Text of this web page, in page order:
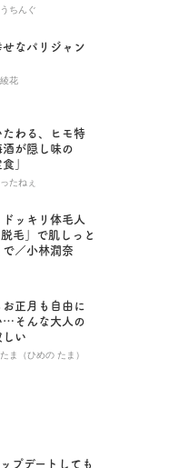
ちんぐ
なパリジャン
花
わる、ヒモ特
が隠し味の
」
たねぇ
ドッキリ体毛人
毛」で肌しっと
で／小林潤奈
正月も自由に
…そんな大人の
しい
ま（ひめの たま）
プデートしても